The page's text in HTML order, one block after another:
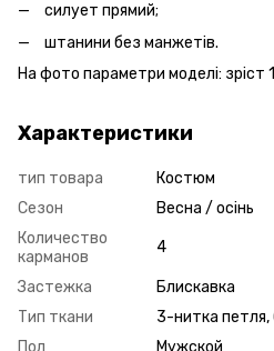
силует прямий;
штанини без манжетів.
На фото параметри моделі: зріст
Характеристики
тип товара
Костюм
Сезон
Весна / осінь
Количество
карманов
4
Застежка
Блискавка
Тип ткани
3-нитка петля,
Пол
Мужской